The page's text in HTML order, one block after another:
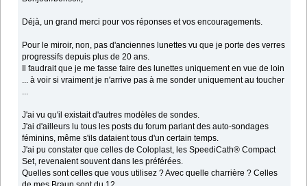
Déjà, un grand merci pour vos réponses et vos encouragements.
Pour le miroir, non, pas d'anciennes lunettes vu que je porte des verres
progressifs depuis plus de 20 ans.
Il faudrait que je me fasse faire des lunettes uniquement en vue de loin
... à voir si vraiment je n'arrive pas à me sonder uniquement au toucher
...
J'ai vu qu'il existait d'autres modèles de sondes.
J'ai d'ailleurs lu tous les posts du forum parlant des auto-sondages
féminins, même s'ils dataient tous d'un certain temps.
J'ai pu constater que celles de Coloplast, les SpeediCath® Compact
Set, revenaient souvent dans les préférées.
Quelles sont celles que vous utilisez ? Avec quelle charrière ? Celles